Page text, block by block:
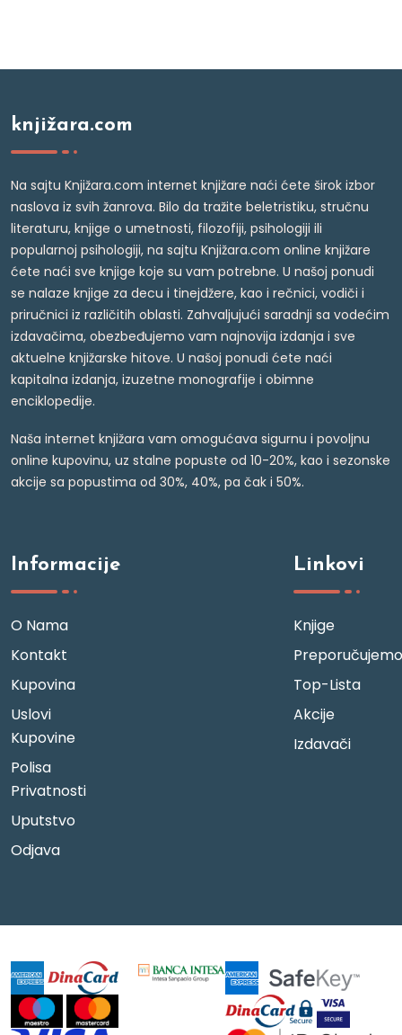
knjižara.com
Na sajtu Knjižara.com internet knjižare naći ćete širok izbor
naslova iz svih žanrova. Bilo da tražite beletristiku, stručnu
literaturu, knjige o umetnosti, filozofiji, psihologiji ili
popularnoj psihologiji, na sajtu Knjižara.com online knjižare
ćete naći sve knjige koje su vam potrebne. U našoj ponudi
se nalaze knjige za decu i tinejdžere, kao i rečnici, vodiči i
priručnici iz različitih oblasti. Zahvaljujući saradnji sa vodećim
izdavačima, obezbeđujemo vam najnovija izdanja i sve
aktuelne knjižarske hitove. U našoj ponudi ćete naći
kapitalna izdanja, izuzetne monografije i obimne
enciklopedije.
Naša internet knjižara vam omogućava sigurnu i povoljnu
online kupovinu, uz stalne popuste od 10-20%, kao i sezonske
akcije sa popustima od 30%, 40%, pa čak i 50%.
Informacije
O Nama
Kontakt
Kupovina
Uslovi
Kupovine
Polisa
Privatnosti
Uputstvo
Odjava
Linkovi
Knjige
Preporučujemo
Top-Lista
Akcije
Izdavači